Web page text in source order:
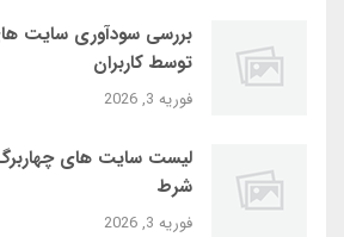
بررسی سودآوری سایت‌
توسط کاربران
فوریه 3, 2026
لیست سایت‌ های چهاربرگ
شرط
فوریه 3, 2026